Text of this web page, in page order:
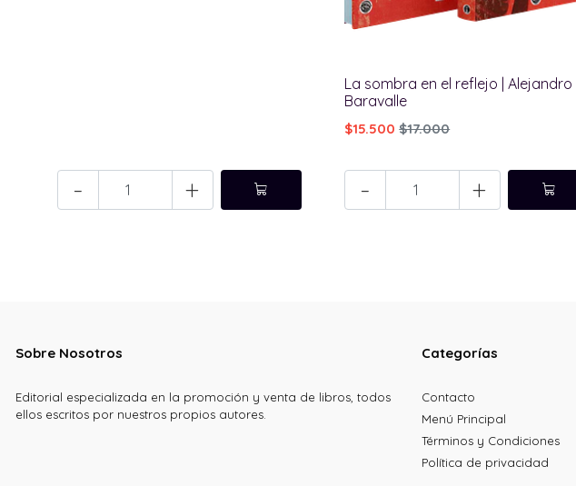
- +
La sombra en el reflejo | Alejandro
Baravalle
$15.500 $17.000
- +
Sobre Nosotros
Editorial especializada en la promoción y venta de libros, todos
ellos escritos por nuestros propios autores.
Categorías
Contacto
Menú Principal
Términos y Condiciones
Política de privacidad